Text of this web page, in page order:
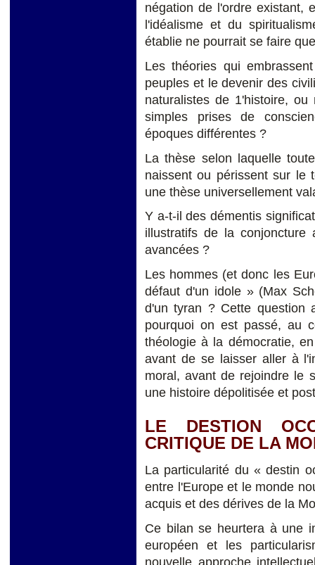
négation de l'ordre existant,
l'idéalisme et du
établie ne pourrait se faire
Les théories qui
peuples et le devenir des
naturalistes de 1'histoire,
simples prises de
époques différentes ?
La thèse selon laquelle
naissent ou périssent sur le
une thèse universellement
Y a-t-il des démentis
illustratifs de la
avancées ?
Les hommes (et donc les
défaut d'un idole » (Max
d'un tyran ? Cette question
pourquoi on est passé, au
théologie à la démocratie,
avant de se laisser aller à
moral, avant de rejoindre le
une histoire dépolitisée et
LE DESTION
CRITIQUE DE LA
La particularité du « destin
entre l'Europe et le monde
acquis et des dérives de la
Ce bilan se heurtera à une
européen et les
nouvelle approche